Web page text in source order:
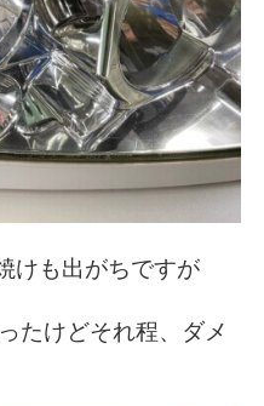
けも出がちですが
たけどそれ程、ダメ